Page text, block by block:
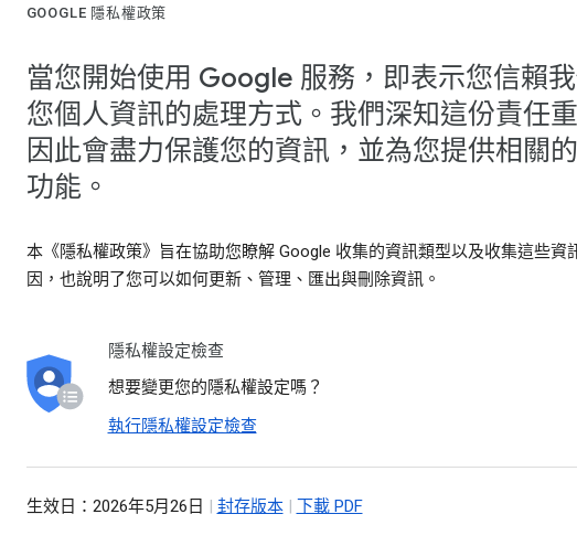
GOOGLE 隱私權政策
當您開始使用 Google 服務，即表示您信賴
您個人資訊的處理方式。我們深知這份責任重
因此會盡力保護您的資訊，並為您提供相關
功能。
本《隱私權政策》旨在協助您瞭解 Google 收集的資訊類型以及收集這些資
因，也說明了您可以如何更新、管理、匯出與刪除資訊。
隱私權設定檢查
想要變更您的隱私權設定嗎？
執行隱私權設定檢查
生效日：2026年5月26日 | 封存版本 | 下載 PDF